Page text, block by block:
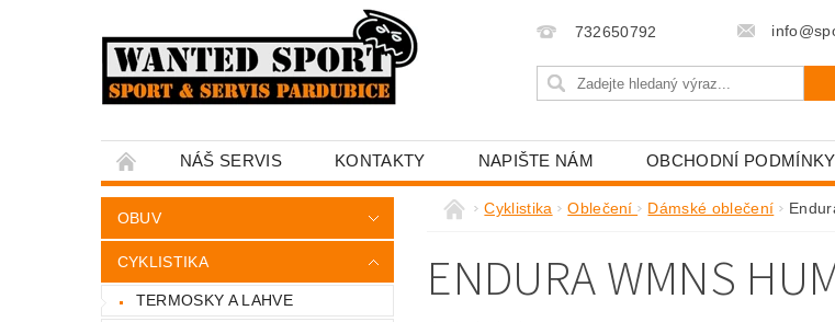
732650792
NÁŠ SERVIS KONTAKTY NAPIŠTE NÁM OBCHODNÍ PODMÍNKY
OBUV
CYKLISTIKA
TERMOSKY A LAHVE
Cyklistika Oblečení Dámské oblečení
ENDURA WMNS